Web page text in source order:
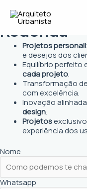
para
conteúdo
Arquiteto
Redonda
Projetos
e desejos dos
Equilíbrio perfeito
cada projeto.
Transformação
com excelência.
Inovação
design.
Projetos
experiência dos
Nome
Whatsapp